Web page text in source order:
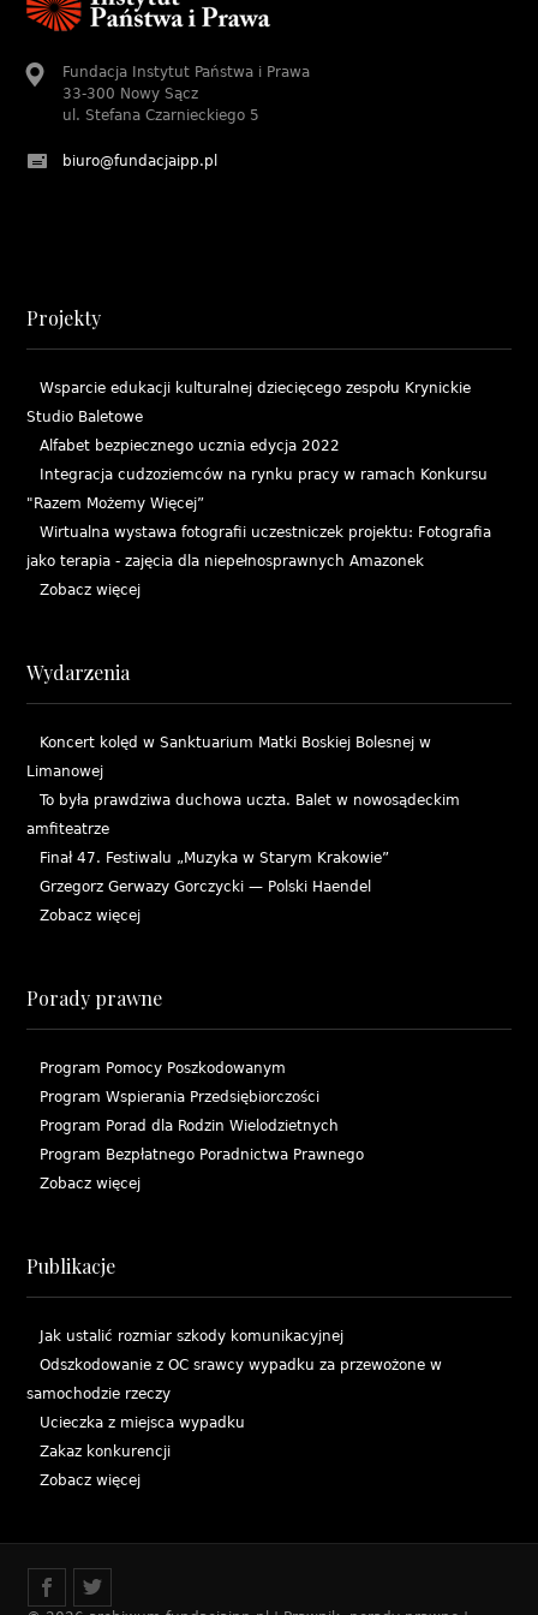
Fundacja Instytut Państwa i Prawa
33-300 Nowy Sącz
ul. Stefana Czarnieckiego 5
biuro@fundacjaipp.pl
Projekty
Wsparcie edukacji kulturalnej dziecięcego zespołu Krynickie
Studio Baletowe
Alfabet bezpiecznego ucznia edycja 2022
Integracja cudzoziemców na rynku pracy w ramach Konkursu
"Razem Możemy Więcej”
Wirtualna wystawa fotografii uczestniczek projektu: Fotografia
jako terapia - zajęcia dla niepełnosprawnych Amazonek
Zobacz więcej
Wydarzenia
Koncert kolęd w Sanktuarium Matki Boskiej Bolesnej w
Limanowej
To była prawdziwa duchowa uczta. Balet w nowosądeckim
amfiteatrze
Finał 47. Festiwalu „Muzyka w Starym Krakowie”
Grzegorz Gerwazy Gorczycki — Polski Haendel
Zobacz więcej
Porady prawne
Program Pomocy Poszkodowanym
Program Wspierania Przedsiębiorczości
Program Porad dla Rodzin Wielodzietnych
Program Bezpłatnego Poradnictwa Prawnego
Zobacz więcej
Publikacje
Jak ustalić rozmiar szkody komunikacyjnej
Odszkodowanie z OC srawcy wypadku za przewożone w
samochodzie rzeczy
Ucieczka z miejsca wypadku
Zakaz konkurencji
Zobacz więcej